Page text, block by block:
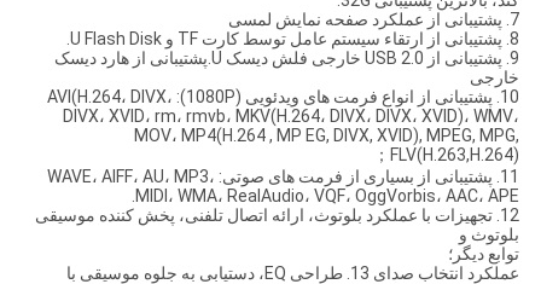
7. پشتیبانی از عملکرد صفحه نمایش لمسی
8. پشتیبانی از ارتقاء سیستم عامل توسط کارت TF و U Flash Disk.
9. پشتیبانی از USB 2.0 خارجی فلش دیسک U.پشتیبانی از هارد دیسک
خارجی
10. پشتیبانی از انواع فرمت های ویدئویی (1080P): AVI(H.264، DIVX،
DIVX، XVID، rm، rmvb، MKV(H.264، DIVX، DIVX، XVID)، WMV،
MOV، MP4(H.264 , MP EG, DIVX, XVID), MPEG, MPG,
FLV(H.263,H.264)；
11. پشتیبانی از بسیاری از فرمت های صوتی: WAVE، AIFF، AU، MP3،
MIDI، WMA، RealAudio، VQF، OggVorbis، AAC، APE.
12. تجهیزات با عملکرد بلوتوث، ارائه اتصال تلفنی، پخش کننده موسیقی
بلوتوث و
توابع دیگر؛
عملکرد انتخاب صدای 13. طراحی EQ، دستیابی به جلوه موسیقی با